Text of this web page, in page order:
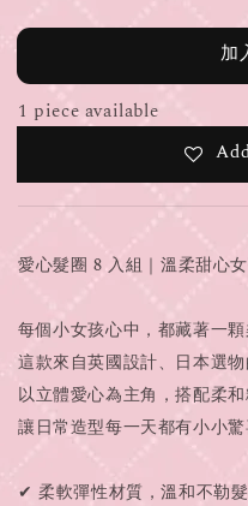
加
1 piece available
愛心髮圈 8 入組｜溫柔甜心
每個小女孩心中，都藏著一
這款來自英國設計、日本選物
以立體愛心為主角，搭配柔
讓日常造型每一天都有小小
✔ 柔軟彈性材質，溫和不勒髮